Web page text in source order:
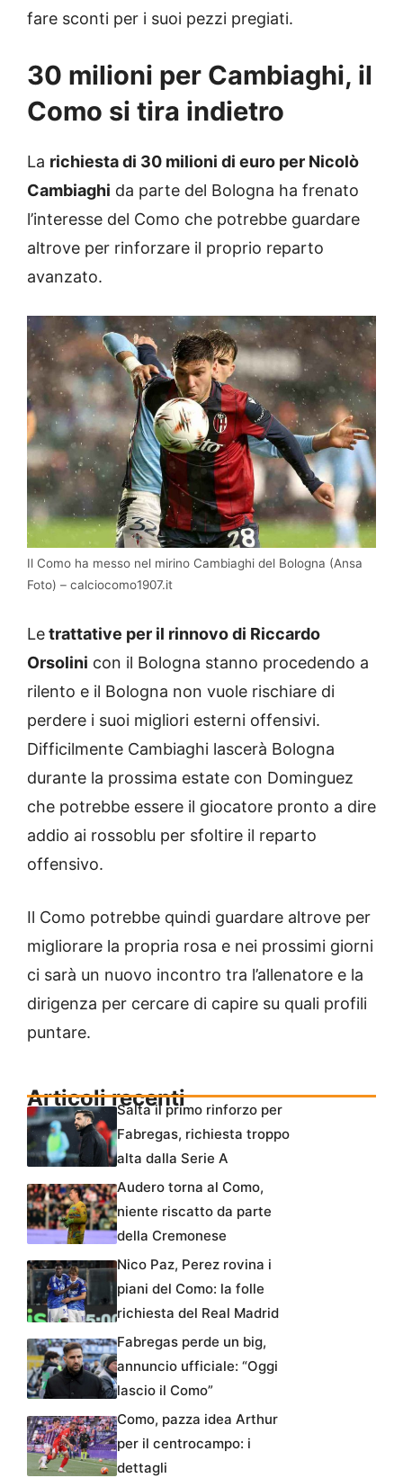
fare sconti per i suoi pezzi pregiati.
30 milioni per Cambiaghi, il
Como si tira indietro
La richiesta di 30 milioni di euro per Nicolò
Cambiaghi da parte del Bologna ha frenato
l’interesse del Como che potrebbe guardare
altrove per rinforzare il proprio reparto
avanzato.
Il Como ha messo nel mirino Cambiaghi del Bologna (Ansa
Foto) – calciocomo1907.it
Letrattative per il rinnovo di Riccardo
Orsolini con il Bologna stanno procedendo a
rilento e il Bologna non vuole rischiare di
perdere i suoi migliori esterni offensivi.
Difficilmente Cambiaghi lascerà Bologna
durante la prossima estate con Dominguez
che potrebbe essere il giocatore pronto a dire
addio ai rossoblu per sfoltire il reparto
offensivo.
Il Como potrebbe quindi guardare altrove per
migliorare la propria rosa e nei prossimi giorni
ci sarà un nuovo incontro tra l’allenatore e la
dirigenza per cercare di capire su quali profili
puntare.
Articoli recentiSalta il primo rinforzo per
Fabregas, richiesta troppo
alta dalla Serie A
Audero torna al Como,
niente riscatto da parte
della Cremonese
Nico Paz, Perez rovina i
piani del Como: la folle
richiesta del Real Madrid
Fabregas perde un big,
annuncio ufficiale: “Oggi
lascio il Como”
Como, pazza idea Arthur
per il centrocampo: i
dettagli